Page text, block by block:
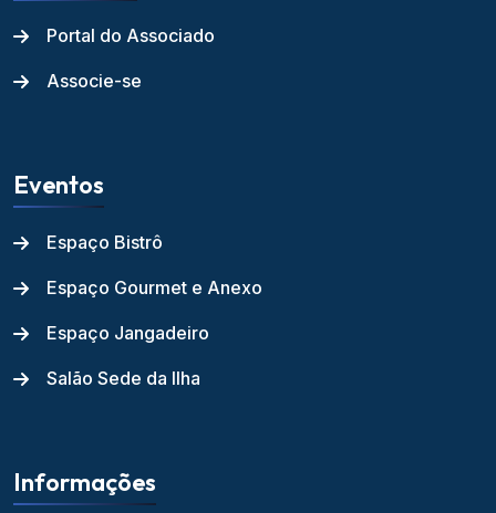
Portal do Associado
Associe-se
Eventos
Espaço Bistrô
Espaço Gourmet e Anexo
Espaço Jangadeiro
Salão Sede da Ilha
Informações